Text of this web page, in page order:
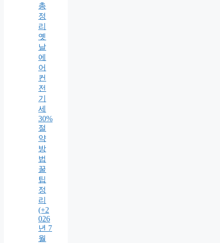
총
정
리
옛
날
에
어
컨
전
기
세
30%
절
약
방
법
꿀
팁
정
리
(+2
026
년 7
월